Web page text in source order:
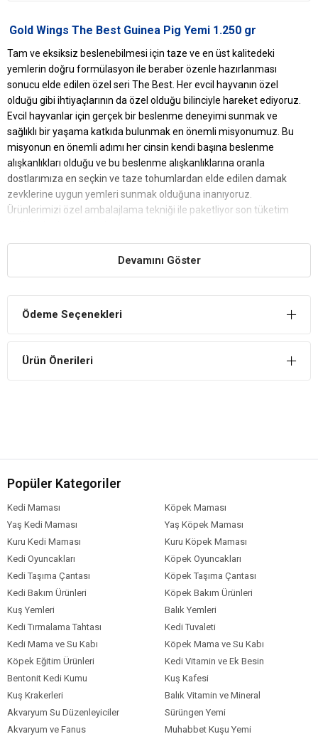
Gold Wings The Best Guinea Pig Yemi 1.250 gr
Tam ve eksiksiz beslenebilmesi için taze ve en üst kalitedeki
yemlerin doğru formülasyon ile beraber özenle hazırlanması
sonucu elde edilen özel seri The Best. Her evcil hayvanın özel
olduğu gibi ihtiyaçlarının da özel olduğu bilinciyle hareket ediyoruz.
Evcil hayvanlar için gerçek bir beslenme deneyimi sunmak ve
sağlıklı bir yaşama katkıda bulunmak en önemli misyonumuz. Bu
misyonun en önemli adımı her cinsin kendi başına beslenme
alışkanlıkları olduğu ve bu beslenme alışkanlıklarına oranla
dostlarımıza en seçkin ve taze tohumlardan elde edilen damak
zevklerine uygun yemleri sunmak olduğuna inanıyoruz.
Ürünlerimizi özel ambalajlama tekniği ile paketliyor son tüketim
Gold WingsThe BestGuinea Pig YemiYararları
Ginepiglerin doğal beslenme alışkanlıkları dikkate alınarak özenle
Kas ve Tüy Yapısını Destekler
formüllüdür.
Gold Wings The Best Guinea Pig Yemi İçindekiler
Bileşim
Arpa
Buğday
Bezelye,
Keçiboynuzu
Fasulye Gevreği
Yulaf gevreği
Yulaf
Havuç
Maydanoz
Maydanoz sapı
Devamını Göster
Ödeme Seçenekleri
Ürün Önerileri
Popüler Kategoriler
Kedi Maması
Köpek Maması
Yaş Kedi Maması
Yaş Köpek Maması
Kuru Kedi Maması
Kuru Köpek Maması
Kedi Oyuncakları
Köpek Oyuncakları
Kedi Taşıma Çantası
Köpek Taşıma Çantası
Kedi Bakım Ürünleri
Köpek Bakım Ürünleri
Kuş Yemleri
Balık Yemleri
Kedi Tırmalama Tahtası
Kedi Tuvaleti
Kedi Mama ve Su Kabı
Köpek Mama ve Su Kabı
Köpek Eğitim Ürünleri
Kedi Vitamin ve Ek Besin
Bentonit Kedi Kumu
Kuş Kafesi
Kuş Krakerleri
Balık Vitamin ve Mineral
Akvaryum Su Düzenleyiciler
Sürüngen Yemi
Akvaryum ve Fanus
Muhabbet Kuşu Yemi